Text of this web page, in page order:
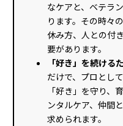
なケアと、ベテラ
ります。その時々
休み方、人との付
要があります。
「好き」を続ける
だけで、プロとし
「好き」を守り、
ンタルケア、仲間
求められます。